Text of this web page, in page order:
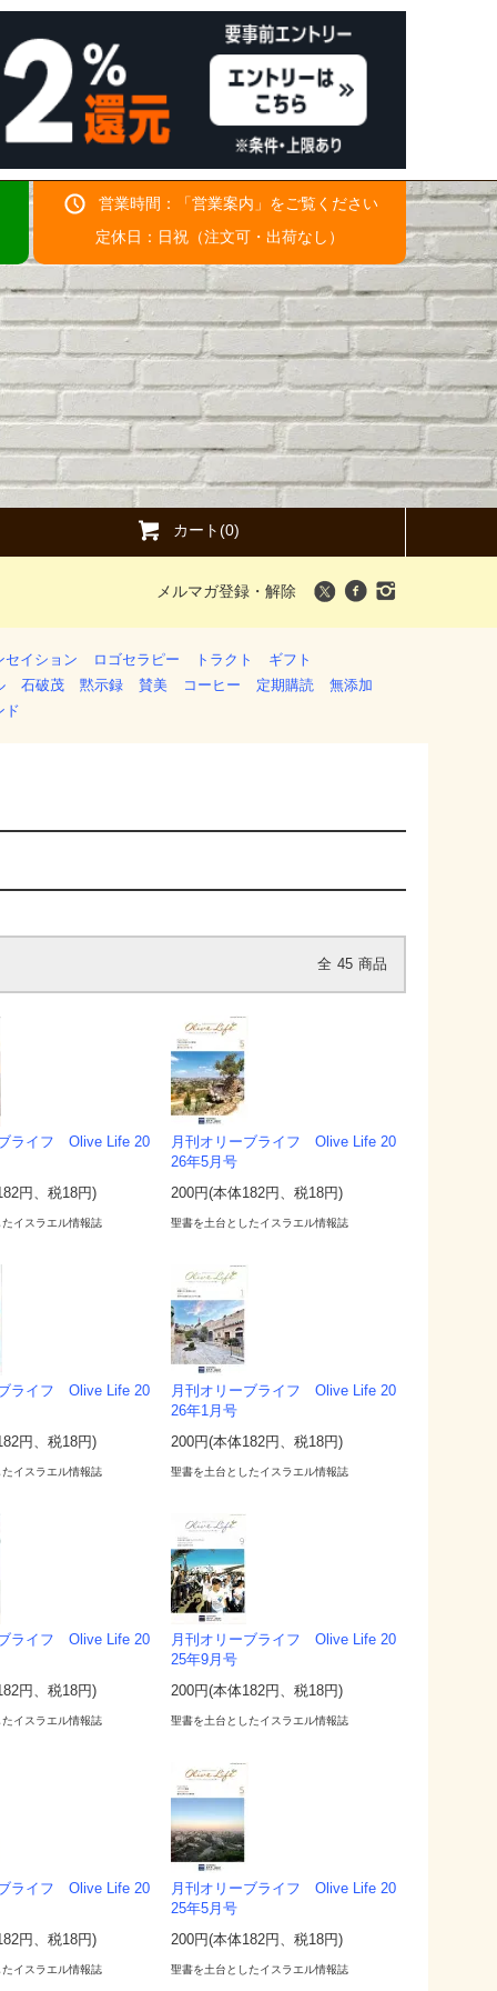
営業時間：「営業案内 」をご覧ください
定休日：日祝（注文可・出荷なし）
カート(0)
メルマガ登録・解除
セイション ロゴセラピー トラクト
ギフト
石破茂 黙示録 賛美 コーヒー 定期購読
無添加
ド
全 45 商品
ライフ Olive Life 20
円、税18円)
イスラエル情報誌
月刊オリーブライフ Olive Life 20
26年5月号
200円(本体182円、税18円)
聖書を土台としたイスラエル情報誌
ライフ Olive Life 20
円、税18円)
イスラエル情報誌
月刊オリーブライフ Olive Life 20
26年1月号
200円(本体182円、税18円)
聖書を土台としたイスラエル情報誌
ライフ Olive Life 20
円、税18円)
イスラエル情報誌
月刊オリーブライフ Olive Life 20
25年9月号
200円(本体182円、税18円)
聖書を土台としたイスラエル情報誌
ライフ Olive Life 20
円、税18円)
イスラエル情報誌
月刊オリーブライフ Olive Life 20
25年5月号
200円(本体182円、税18円)
聖書を土台としたイスラエル情報誌